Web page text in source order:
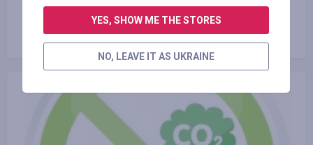
Huawei Mate 20X: що підготував
найбільший смартфон у світі?
YES, SHOW ME THE STORES
NO, LEAVE IT AS UKRAINE